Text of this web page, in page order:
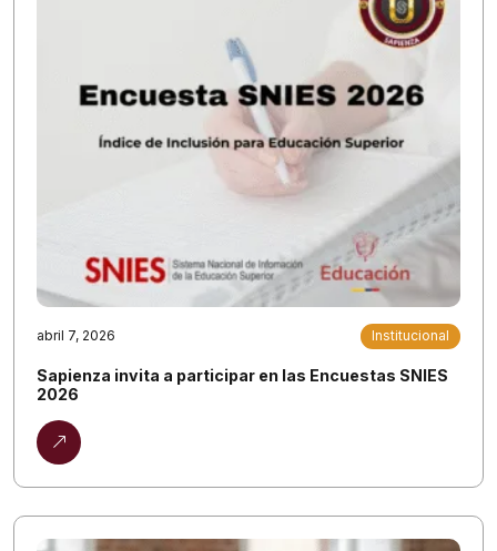
abril 7, 2026 Institucional
Sapienza invita a participar en las Encuestas SNIES
2026